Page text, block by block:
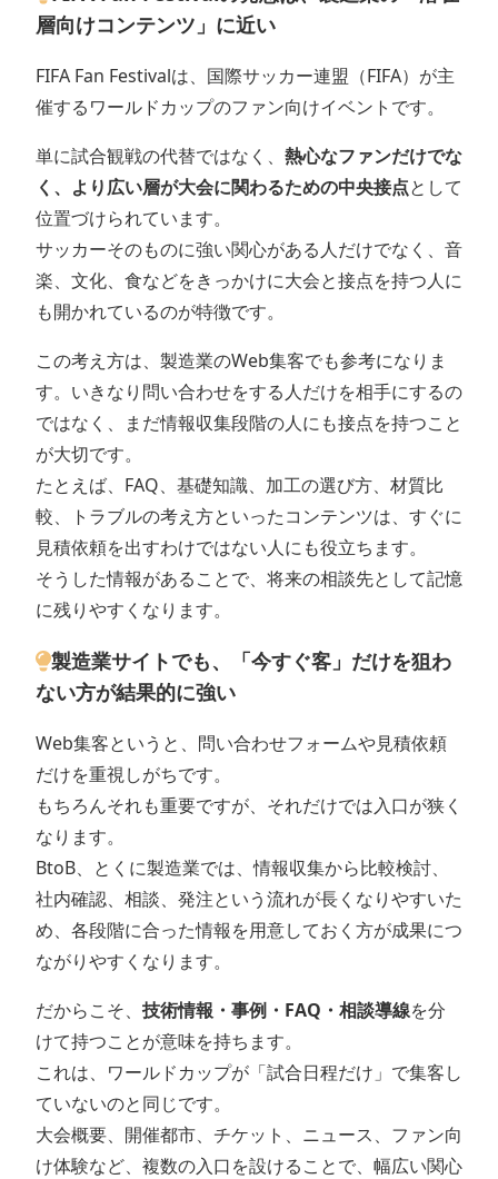
層向けコンテンツ」に近い
FIFA Fan Festivalは、国際サッカー連盟（FIFA）が主
催するワールドカップのファン向けイベントです。
単に試合観戦の代替ではなく、 熱心なファンだけでな
く、より広い層が大会に関わるための中央接点として
位置づけられています。
サッカーそのものに強い関心がある人だけでなく、音
楽、文化、食などをきっかけに大会と接点を持つ人に
も開かれているのが特徴です。
この考え方は、製造業のWeb集客でも参考になりま
す。いきなり問い合わせをする人だけを相手にするの
ではなく、まだ情報収集段階の人にも接点を持つこと
が大切です。
たとえば、FAQ、基礎知識、加工の選び方、材質比
較、トラブルの考え方といったコンテンツは、すぐに
見積依頼を出すわけではない人にも役立ちます。
そうした情報があることで、将来の相談先として記憶
に残りやすくなります。
製造業サイトでも、「今すぐ客」だけを狙わ
ない方が結果的に強い
Web集客というと、問い合わせフォームや見積依頼
だけを重視しがちです。
もちろんそれも重要ですが、それだけでは入口が狭く
なります。
BtoB、とくに製造業では、情報収集から比較検討、
社内確認、相談、発注という流れが長くなりやすいた
め、各段階に合った情報を用意しておく方が成果につ
ながりやすくなります。
だからこそ、 技術情報・事例・FAQ・相談導線を分
けて持つことが意味を持ちます。
これは、ワールドカップが「試合日程だけ」で集客し
ていないのと同じです。
大会概要、開催都市、チケット、ニュース、ファン向
け体験など、複数の入口を設けることで、幅広い関心